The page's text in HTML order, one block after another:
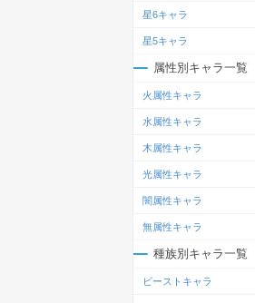
星6キャラ
星5キャラ
属性別キャラ一覧
火属性キャラ
水属性キャラ
木属性キャラ
光属性キャラ
闇属性キャラ
無属性キャラ
種族別キャラ一覧
ビーストキャラ